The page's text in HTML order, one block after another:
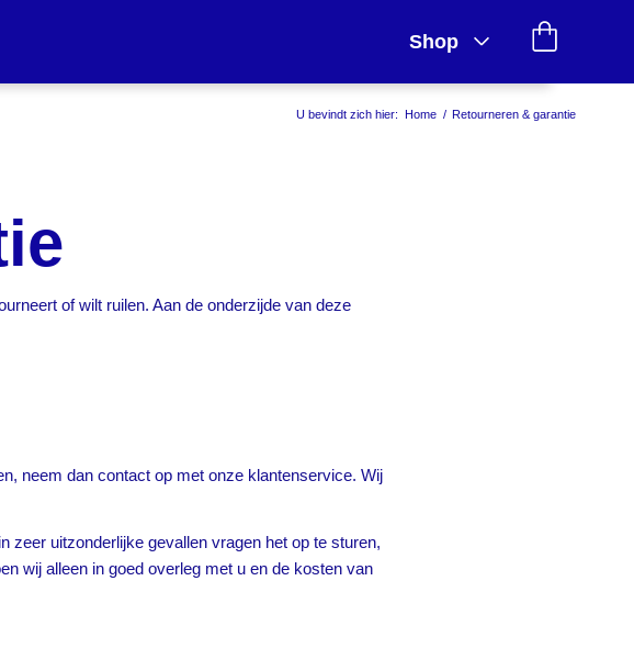
Shop
U bevindt zich hier: Home / Retourneren & garantie
of wilt ruilen. Aan de onderzijde van deze
neem dan contact op met onze klantenservice. Wij
zeer uitzonderlijke gevallen vragen het op te sturen,
wij alleen in goed overleg met u en de kosten van